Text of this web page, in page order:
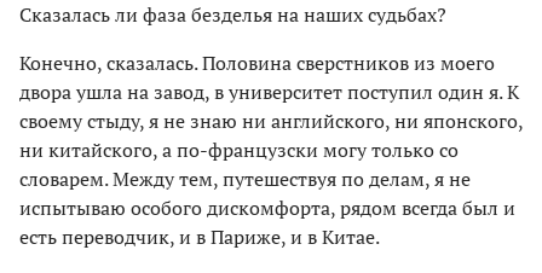
Сказалась ли фаза безделья на наших судьбах?
Конечно, сказалась. Половина сверстников из моего
двора ушла на завод, в университет поступил один я. К
своему стыду, я не знаю ни английского, ни японского,
ни китайского, а по-французски могу только со
словарем. Между тем, путешествуя по делам, я не
испытываю особого дискомфорта, рядом всегда был и
есть переводчик, и в Париже, и в Китае.